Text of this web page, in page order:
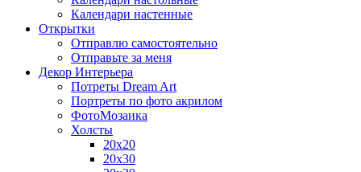
Календари настенные
Открытки
Отправлю самостоятельно
Отправьте за меня
Декор Интерьера
Потреты Dream Art
Портреты по фото акрилом
ФотоМозаика
Холсты
20х20
20х30